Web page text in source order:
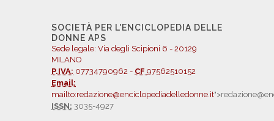
SOCIETÀ PER L'ENCICLOPEDIA DELLE
DONNE APS
Sede legale: Via degli Scipioni 6 - 20129
MILANO
P.IVA: 07734790962 - CF 97562510152
Email:
mailto:redazione@enciclopediadelledonne.it
ISSN: 3035-4927